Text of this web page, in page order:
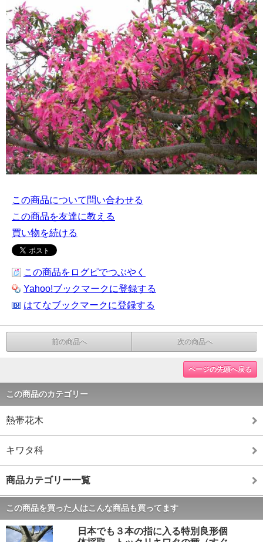
この商品について問い合わせる
この商品を友達に教える
買い物を続ける
この商品をログピでつぶやく
Yahoo!ブックマークに登録する
はてなブックマークに登録する
前の商品へ 次の商品へ
ページの先頭へ戻る
この商品のカテゴリー
熱帯花木
キワタ科
商品カテゴリー一覧
この商品を買った人はこんな商品も買ってます
日本でも３本の指に入る特別良形個